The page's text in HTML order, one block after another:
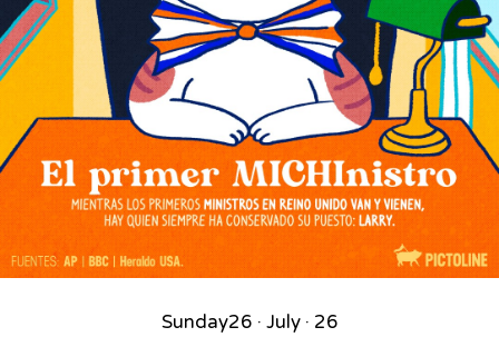
Sunday26 · July · 26